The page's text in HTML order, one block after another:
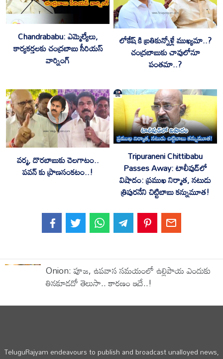
Chandrababu: ఎమ్మెల్యేలు,
కార్యకర్తలకు చంద్రబాబు సీరియస్
వార్నింగ్
లోకేష్ కి బ్రతికున్నోళ్లే ముఖ్యమా..?
చంద్రబాబుకు చావులోనూ
పంతమా..?
వర్మ, దొరబాబుకు చెలగాటం..
పవన్ కు ప్రాణసంకటం..!
Tripuraneni Chittibabu
Passes Away: టాలీవుడ్‌లో
విషాదం: ప్రముఖ నిర్మాత, నటుడు
త్రిపురనేని చిట్టిబాబు కన్నుమూత!
Onion: పూజ, ఉపవాస సమయంలో ఉల్లిపాయ ఎందుకు
తినకూడదో తెలుసా.. కారణం ఇదే..!
TeluguRajyam endeavours to publish and broadcast unalloyed news,